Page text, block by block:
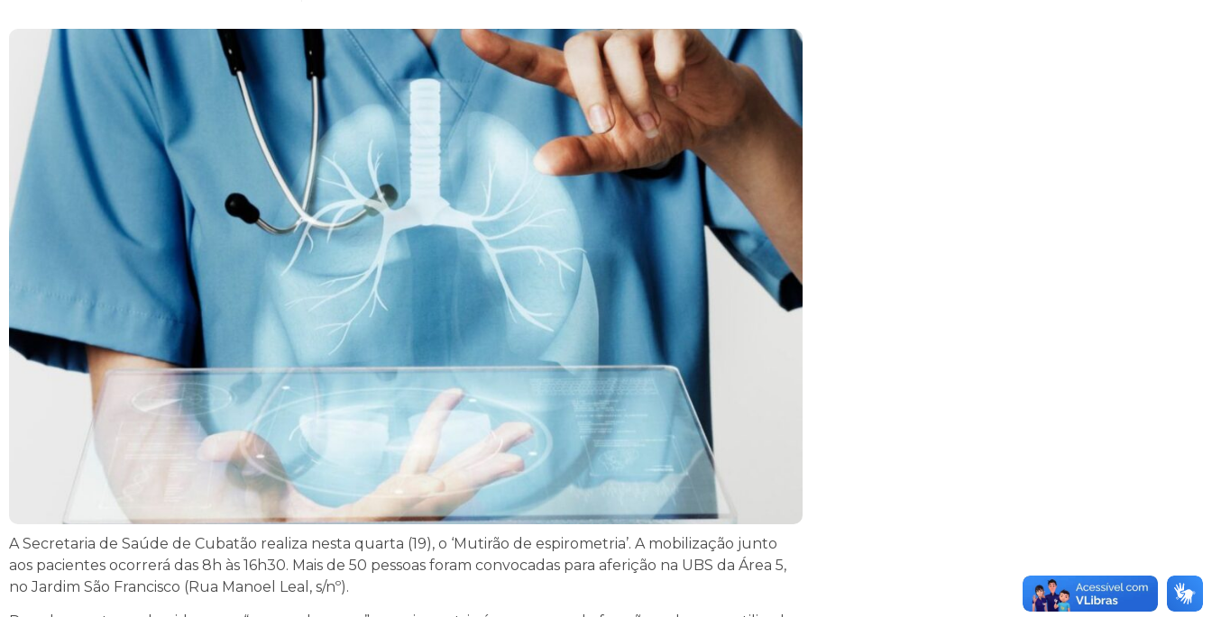
A Secretaria de Saúde de Cubatão realiza nesta quarta (19), o ‘Mutirão de espirometria’. A mobilização junto
aos pacientes ocorrerá das 8h às 16h30. Mais de 50 pessoas foram convocadas para aferição na UBS da Área 5,
no Jardim São Francisco (Rua Manoel Leal, s/nº).